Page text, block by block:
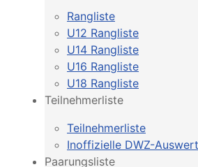
Rangliste
U12 Rangliste
U14 Rangliste
U16 Rangliste
U18 Rangliste
Teilnehmerliste
Teilnehmerliste
Inoffizielle DWZ-
Paarungsliste